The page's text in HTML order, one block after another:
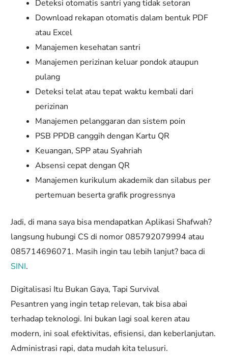
Deteksi otomatis santri yang tidak setoran
Download rekapan otomatis dalam bentuk PDF
atau Excel
Manajemen kesehatan santri
Manajemen perizinan keluar pondok ataupun
pulang
Deteksi telat atau tepat waktu kembali dari
perizinan
Manajemen pelanggaran dan sistem poin
PSB PPDB canggih dengan Kartu QR
Keuangan, SPP atau Syahriah
Absensi cepat dengan QR
Manajemen kurikulum akademik dan silabus per
pertemuan beserta grafik progressnya
Jadi, di mana saya bisa mendapatkan Aplikasi Shafwah?
langsung hubungi CS di nomor 085792079994 atau
085714696071. Masih ingin tau lebih lanjut? baca di
SINI.
Digitalisasi Itu Bukan Gaya, Tapi Survival
Pesantren yang ingin tetap relevan, tak bisa abai
terhadap teknologi. Ini bukan lagi soal keren atau
modern, ini soal efektivitas, efisiensi, dan keberlanjutan.
Administrasi rapi, data mudah kita telusuri.